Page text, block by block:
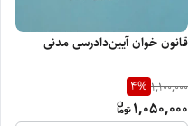
قانون خوان آیین‌دادرسی مدنی
1,100,000
4%
1,050,000